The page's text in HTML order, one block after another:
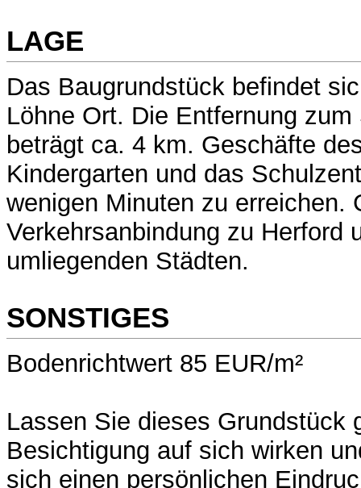
LAGE
Das Baugrundstück befindet
Löhne Ort. Die Entfernung
beträgt ca. 4 km. Geschäfte
Kindergarten und das
wenigen Minuten zu erreichen.
Verkehrsanbindung zu Herford
umliegenden Städten.
SONSTIGES
Bodenrichtwert 85 EUR/m²
Lassen Sie dieses Grundstück
Besichtigung auf sich wirken
sich einen persönlichen